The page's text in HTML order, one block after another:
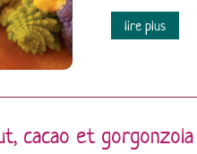
lire plus
cacao et gorgonzola